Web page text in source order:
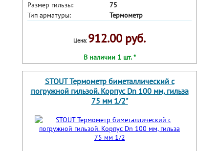
Размер гильзы:
75
Тип арматуры:
Термометр
Цена: 912.00 руб.
В наличии 1 шт. *
STOUT Термометр биметаллический с
погружной гильзой. Корпус Dn 100 мм, гильза
75 мм 1/2"